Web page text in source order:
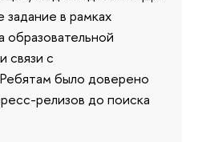
в рамках
образовательной
связи с
было доверено
релизов до поиска